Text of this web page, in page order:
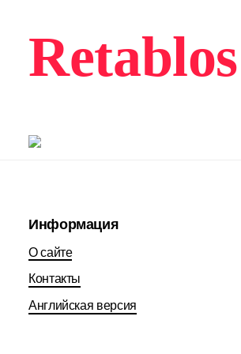
Retablos
Информация
О сайте
Контакты
Английская версия